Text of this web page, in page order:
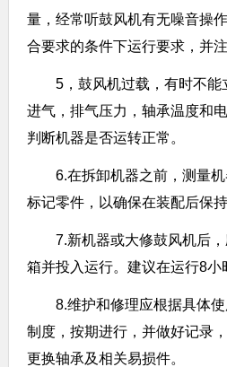
量，经常听鼓风机有无噪音操
合要求的条件下运行要求，并注
5，鼓风机过载，有时不
进气，排气压力，轴承温度和
判断机器是否运转正常。
6.在拆卸机器之前，测量
标记零件，以确保在装配后保
7.新机器或大修鼓风机后
箱并投入运行。建议在运行8小
8.维护和修理应根据具体
制度，按期进行，并做好记录
更换轴承及相关易损件。